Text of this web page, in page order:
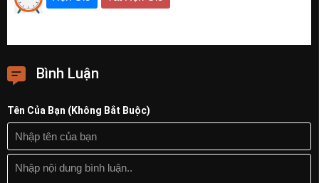
Bình Luận
Tên Của Bạn (Không Bắt Buộc)